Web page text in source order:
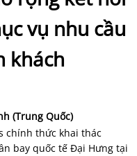
vụ nhu cầu
khách
(Trung Quốc)
chính thức khai thác
bay quốc tế Đại Hưng tại